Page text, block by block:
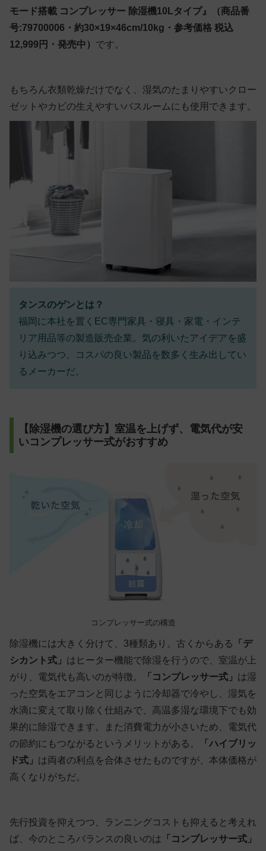
モード搭載 コンプレッサー 除湿機10Lタイプ』（商品番
号:79700006・約30×19×46cm/10kg・参考価格 税込
12,999円・発売中） です。
もちろん衣類乾燥だけでなく、湿気のたまりやすいクロー
ゼットやカビの生えやすいバスルームにも使用できます。
タンスのゲンとは？
福岡に本社を置くEC専門家具・寝具・家電・インテ
リア用品等の製造販売企業。気の利いたアイデアを盛
り込みつつ、コスパの良い製品を数多く生み出してい
るメーカーだ。
【除湿機の選び方】室温を上げず、電気代が安
いコンプレッサー式がおすすめ
コンプレッサー式の構造
除湿機には大きく分けて、3種類あり。古くからある
「デ
シカント式」 はヒーター機能で除湿を行うので、室温が上
がり、電気代も高いのが特徴。
「コンプレッサー式」 は湿
った空気をエアコンと同じように冷却器で冷やし、湿気を
水滴に変えて取り除く仕組みで、高温多湿な環境下でも効
果的に除湿できます。また消費電力が小さいため、電気代
の節約にもつながるというメリットがある。
「ハイブリッ
ド式」 は両者の利点を合体させたものですが、本体価格が
高くなりがちだ。
先行投資を抑えつつ、ランニングコストも抑えると考えれ
ば、今のところバランスの良いのは
「コンプレッサー式」